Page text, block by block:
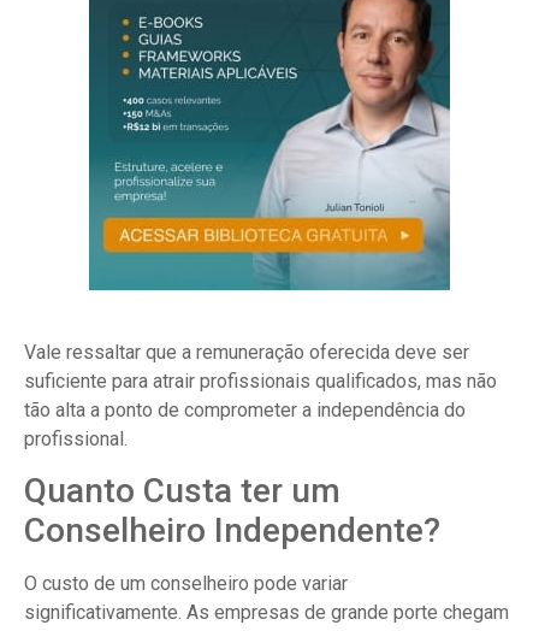
Vale ressaltar que a remuneração oferecida deve ser
suficiente para atrair profissionais qualificados, mas não
tão alta a ponto de comprometer a independência do
profissional.
Quanto Custa ter um
Conselheiro Independente?
O custo de um conselheiro pode variar
significativamente. As empresas de grande porte chegam